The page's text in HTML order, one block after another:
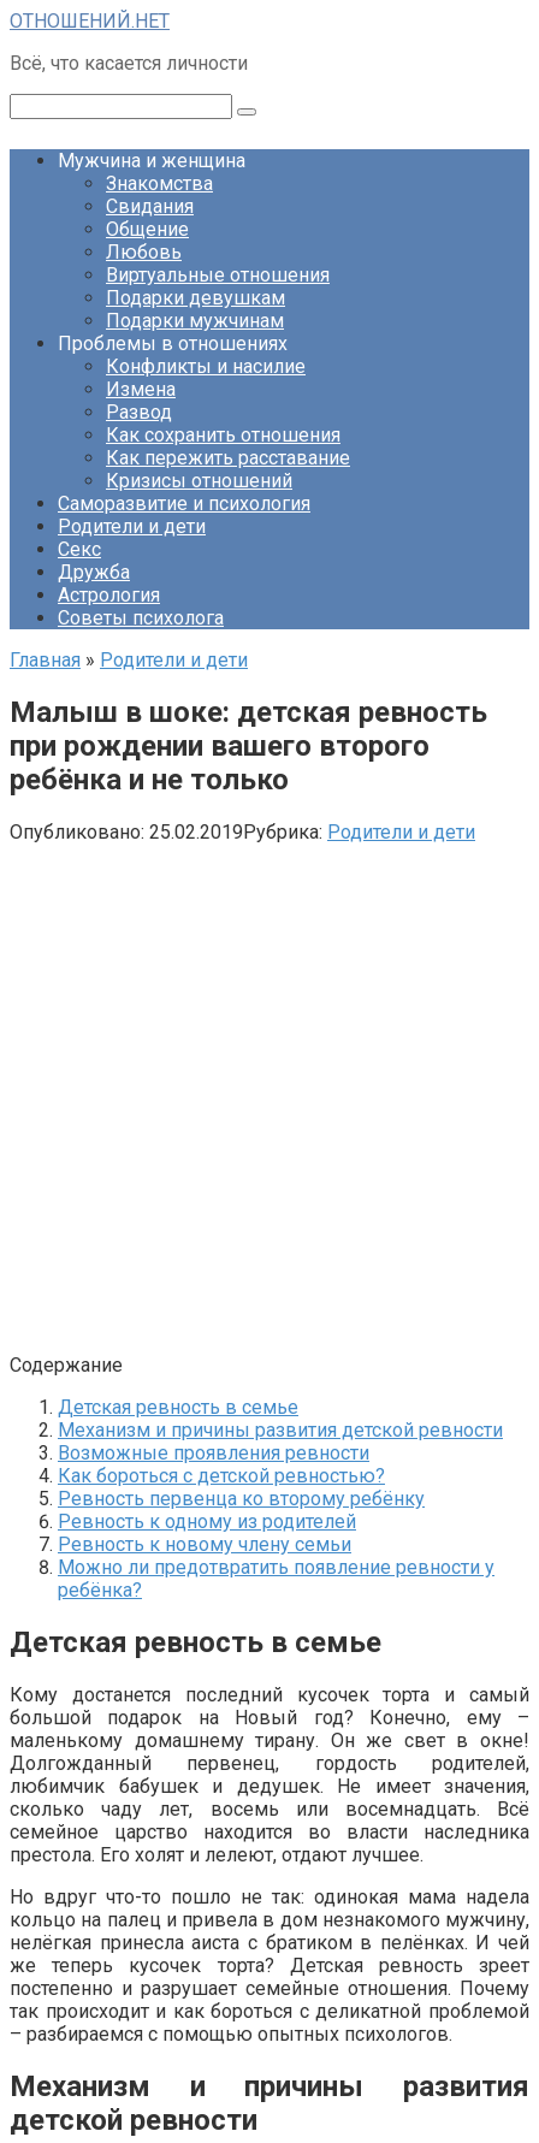
Перейти
контенту
ОТНОШЕНИЙ.НЕТ
Всё, что касается личности
Мужчина и женщина
Знакомства
Свидания
Общение
Любовь
Виртуальные отношения
Подарки девушкам
Подарки мужчинам
Проблемы в отношениях
Конфликты и насилие
Измена
Развод
Как сохранить отношения
Как пережить расставание
Кризисы отношений
Саморазвитие и психология
Родители и дети
Секс
Дружба
Астрология
Советы психолога
Главная » Родители и дети
Малыш в шоке: детская ревность
при рождении вашего второго
ребёнка и не только
Опубликовано: 25.02.2019Рубрика: Родители и дети
Содержание
Детская ревность в семье
Механизм и причины развития детской ревности
Возможные проявления ревности
Как бороться с детской ревностью?
Ревность первенца ко второму ребёнку
Ревность к одному из родителей
Ревность к новому члену семьи
Можно ли предотвратить появление ревности у
ребёнка?
Детская ревность в семье
Кому достанется последний кусочек торта и самый
большой подарок на Новый год? Конечно, ему –
маленькому домашнему тирану. Он же свет в окне!
Долгожданный первенец, гордость родителей,
любимчик бабушек и дедушек. Не имеет значения,
сколько чаду лет, восемь или восемнадцать. Всё
семейное царство находится во власти наследника
престола. Его холят и лелеют, отдают лучшее.
Но вдруг что-то пошло не так: одинокая мама надела
кольцо на палец и привела в дом незнакомого мужчину,
нелёгкая принесла аиста с братиком в пелёнках. И чей
же теперь кусочек торта? Детская ревность зреет
постепенно и разрушает семейные отношения. Почему
так происходит и как бороться с деликатной проблемой
– разбираемся с помощью опытных психологов.
Механизм и причины развития
детской ревности